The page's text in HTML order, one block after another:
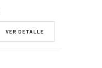
VER DETALLE